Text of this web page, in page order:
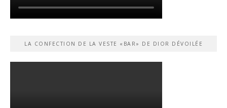
LA CONFECTION DE LA VESTE «BAR» DE DIOR DÉVOILÉE